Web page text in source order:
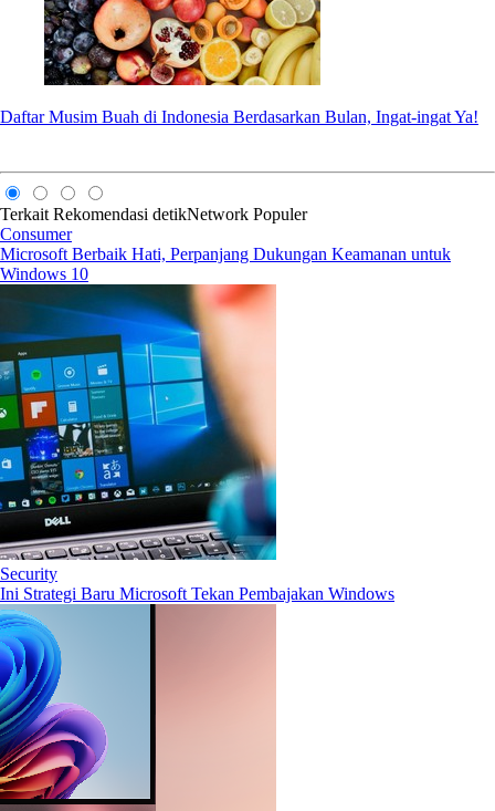
Daftar Musim Buah di Indonesia Berdasarkan Bulan, Ingat-ingat Ya!
Terkait Rekomendasi detikNetwork Populer
Consumer
Microsoft Berbaik Hati, Perpanjang Dukungan Keamanan untuk
Windows 10
Security
Ini Strategi Baru Microsoft Tekan Pembajakan Windows